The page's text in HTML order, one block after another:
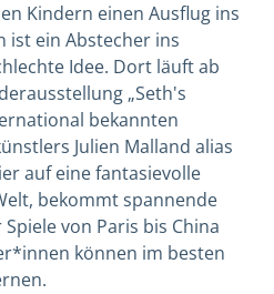
Kindern einen Ausflug ins
ist ein Abstecher ins
Idee. Dort läuft ab
„Seth's
bekannten
Julien Malland alias
auf eine fantasievolle
bekommt spannende
von Paris bis China
können im besten